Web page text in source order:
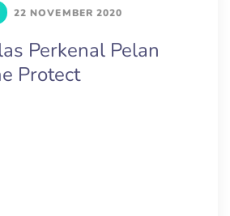
22 NOVEMBER 2020
Perkenal Pelan
Protect